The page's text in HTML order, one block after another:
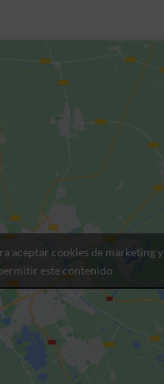
aceptar cookies de marketing y
este contenido